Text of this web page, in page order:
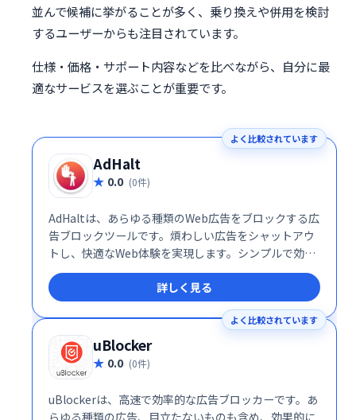
並んで候補に挙がることが多く、乗り換えや併用を検討
するユーザーからも注目されています。
仕様・価格・サポート内容などを比べながら、自分に最
適なサービスを選ぶことが重要です。
よく比較されています
AdHalt
0.0 (0件)
AdHaltは、あらゆる種類のWeb広告をブロックする広
告ブロックツールです。煩わしい広告をシャットアウ
トし、快適なWeb体験を実現します。シンプルで効果
的な設計で、スムーズなブラウジングをお楽しみいた
だけます。
詳しく見る
よく比較されています
uBlocker
0.0 (0件)
uBlockerは、高速で効率的な広告ブロッカーです。あ
らゆる種類の広告、目立たないものも含め、効果的に